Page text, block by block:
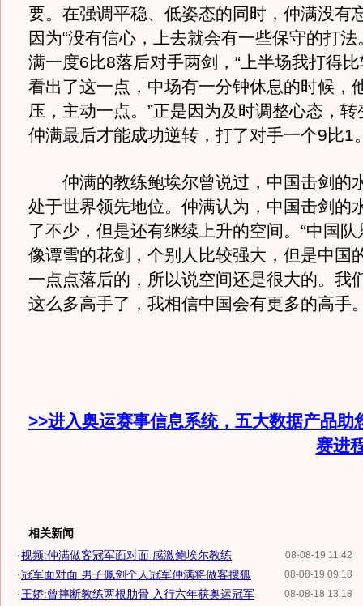
要。在强调平稳、低姿态的同时，仲满没有
因为“没有信心，上去就会有一些保守的打法
满一度6比8落后对手两剑，“上半场我打得
看出了这一点，中场有一分钟休息的时候，
压，主动一点。”正是因为及时调整心态，
仲满最后才能成功逆转，打了对手一个9比1
仲满的教练鲍埃尔曾说过，中国击剑的
处于世界领先地位。仲满认为，中国击剑的
了不少，但是还有继续上升的空间。“中国
像谭雪的花剑，个别人比较强大，但是中国
一点点落后的，所以说空间还是很大的。我
这么多高手了，我相信中国会有更多的高手
>>进入奥运赛事信息系统，五大数据产品助
赛进
相关新闻
08-08-19 11:42
·视频:仲满做客冠军面对面 感激鲍埃尔教练
08-08-19 09:18
·冠军面对面 男子佩剑个人冠军仲满将做客搜狐
08-08-18 13:18
·王娇:曾摔断教练两根肋骨 入行六年获奥运冠军